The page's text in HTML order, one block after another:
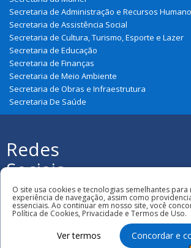
Secretaria de Administração e Recursos
Secretaria de Assistência Social
Secretaria de Cultura, Turismo, Esporte e Lazer
Secretaria de Educação
Secretaria de Finanças
Secretaria de Meio Ambiente
Secretaria de Obras e Infraestrutura
Secretaria De Saúde
Redes
Sociais
Municipal de Graça
O site usa cookies e tecnologias semelhantes para
experiência de navegação, assim como
essenciais. Ao continuar em nosso site, você
Política de Cookies, Privacidade e Termos de Uso.
Ver termos Concordar e